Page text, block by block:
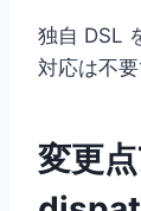
独自 DSL
対応は不要
変更点